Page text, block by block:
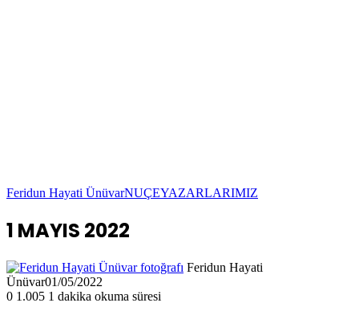
Feridun Hayati ÜnüvarNUÇEYAZARLARIMIZ
1 MAYIS 2022
Feridun Hayati
Ünüvar01/05/2022
0 1.005 1 dakika okuma süresi